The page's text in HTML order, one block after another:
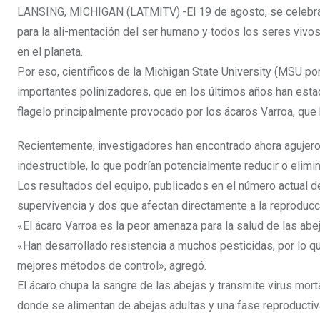
LANSING, MICHIGAN (LATMITV).-El 19 de agosto, se
para la ali-mentación del ser humano y todos los seres
en el planeta.
Por eso, científicos de la Michigan State University (MSU
importantes polinizadores, que en los últimos años han
flagelo principalmente provocado por los ácaros Varroa,
Recientemente, investigadores han encontrado ahora
indestructible, lo que podrían potencialmente reducir o
Los resultados del equipo, publicados en el número actual
supervivencia y dos que afectan directamente a la
«El ácaro Varroa es la peor amenaza para la salud de las
«Han desarrollado resistencia a muchos pesticidas, por lo
mejores métodos de control», agregó.
El ácaro chupa la sangre de las abejas y transmite virus
donde se alimentan de abejas adultas y una fase